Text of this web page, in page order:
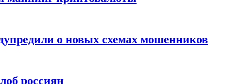
о новых схемах мошенников
россиян